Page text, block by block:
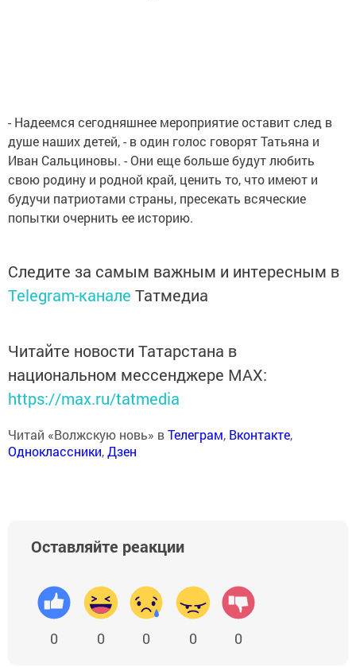
- Надеемся сегодняшнее мероприятие оставит след в
душе наших детей, - в один голос говорят Татьяна и
Иван Сальциновы. - Они еще больше будут любить
свою родину и родной край, ценить то, что имеют и
будучи патриотами страны, пресекать всяческие
попытки очернить ее историю.
Следите за самым важным и интересным в
Telegram-канале Татмедиа
Читайте новости Татарстана в
национальном мессенджере MАХ:
https://max.ru/tatmedia
Читай «Волжскую новь» вТелеграм, Вконтакте,
Одноклассники,Дзен
Оставляйте реакции
0 0 0 0 0